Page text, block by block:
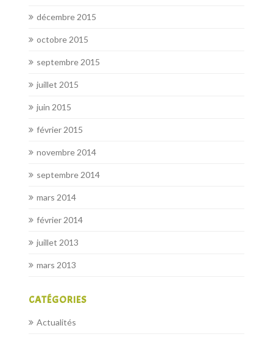
décembre 2015
octobre 2015
septembre 2015
juillet 2015
juin 2015
février 2015
novembre 2014
septembre 2014
mars 2014
février 2014
juillet 2013
mars 2013
CATÉGORIES
Actualités